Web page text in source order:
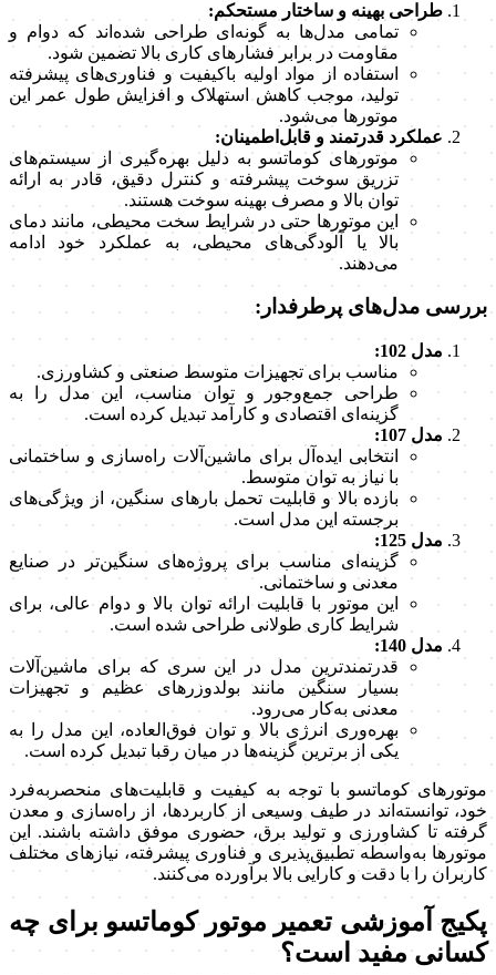
طراحی بهینه و ساختار مستحکم:
تمامی مدل‌ها به گونه‌ای طراحی شده‌اند که دوام و
مقاومت در برابر فشارهای کاری بالا تضمین شود.
استفاده از مواد اولیه باکیفیت و فناوری‌های پیشرفته
تولید، موجب کاهش استهلاک و افزایش طول عمر این
موتورها می‌شود.
عملکرد قدرتمند و قابل‌اطمینان:
موتورهای کوماتسو به دلیل بهره‌گیری از سیستم‌های
تزریق سوخت پیشرفته و کنترل دقیق، قادر به ارائه
توان بالا و مصرف بهینه سوخت هستند.
این موتورها حتی در شرایط سخت محیطی، مانند دمای
بالا یا آلودگی‌های محیطی، به عملکرد خود ادامه
می‌دهند.
بررسی مدل‌های پرطرفدار:
مدل 102:
مناسب برای تجهیزات متوسط صنعتی و کشاورزی.
طراحی جمع‌وجور و توان مناسب، این مدل را به
گزینه‌ای اقتصادی و کارآمد تبدیل کرده است.
مدل 107:
انتخابی ایده‌آل برای ماشین‌آلات راه‌سازی و ساختمانی
با نیاز به توان متوسط.
بازده بالا و قابلیت تحمل بارهای سنگین، از ویژگی‌های
برجسته این مدل است.
مدل 125:
گزینه‌ای مناسب برای پروژه‌های سنگین‌تر در صنایع
معدنی و ساختمانی.
این موتور با قابلیت ارائه توان بالا و دوام عالی، برای
شرایط کاری طولانی طراحی شده است.
مدل 140:
قدرتمندترین مدل در این سری که برای ماشین‌آلات
بسیار سنگین مانند بولدوزرهای عظیم و تجهیزات
معدنی به‌کار می‌رود.
بهره‌وری انرژی بالا و توان فوق‌العاده، این مدل را به
یکی از برترین گزینه‌ها در میان رقبا تبدیل کرده است.
موتورهای کوماتسو با توجه به کیفیت و قابلیت‌های منحصربه‌فرد
خود، توانسته‌اند در طیف وسیعی از کاربردها، از راه‌سازی و معدن
گرفته تا کشاورزی و تولید برق، حضوری موفق داشته باشند. این
موتورها به‌واسطه تطبیق‌پذیری و فناوری پیشرفته، نیازهای مختلف
کاربران را با دقت و کارایی بالا برآورده می‌کنند.
پکیج آموزشی تعمیر موتور کوماتسو برای چه
کسانی مفید است؟